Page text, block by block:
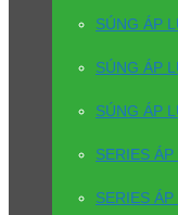
SÚNG ÁP
SÚNG ÁP
SÚNG ÁP
SERIES
SERIES